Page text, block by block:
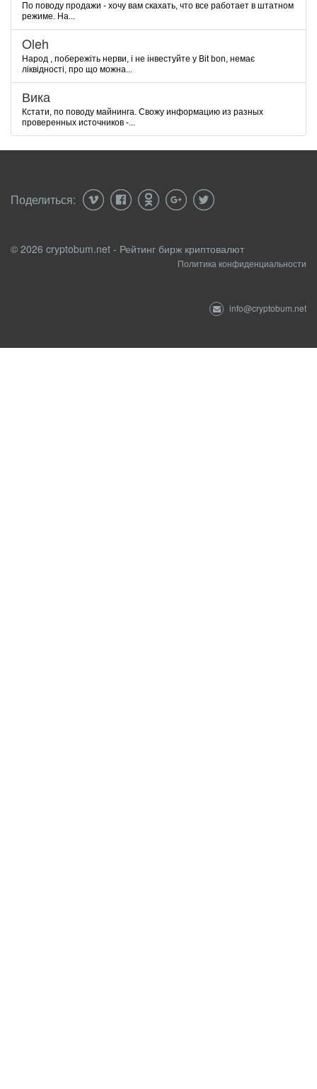
По поводу продажи - хочу вам скахать, что все работает в штатном
режиме. На...
Oleh
Народ , побережіть нерви, і не інвестуйте у Bit bon, немає
ліквідності, про що можна...
Вика
Кстати, по поводу майнинга. Свожу информацию из разных
проверенных источников -...
Поделиться:
© 2026 cryptobum.net - Рейтинг бирж криптовалют
Политика конфиденциальности
info@cryptobum.net